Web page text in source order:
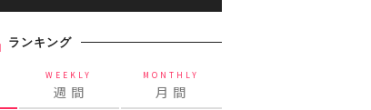
ランキング
WEEKLY
週 間
MONTHLY
月 間